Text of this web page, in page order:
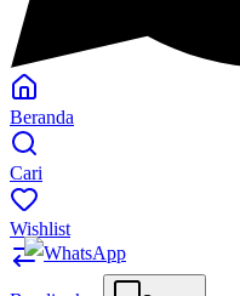
Beranda
Cari
Wishlist